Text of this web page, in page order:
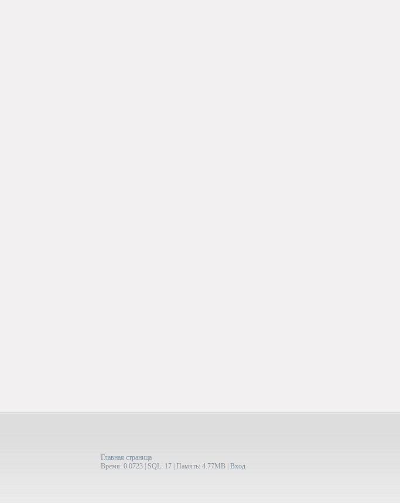
Главная страница
Время: 0.0723 | SQL: 17 | Память: 4.77MB Вход